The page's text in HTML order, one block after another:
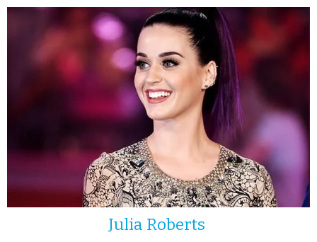
Julia Roberts